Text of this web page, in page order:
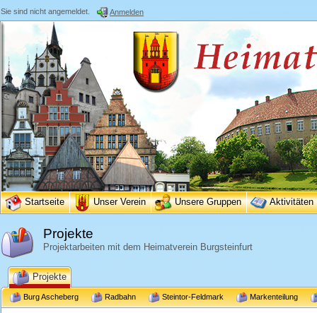
Sie sind nicht angemeldet. Anmelden
Startseite Unser Verein Unsere Gruppen Aktivitäten
Projekte
Projektarbeiten mit dem Heimatverein Burgsteinfurt
Projekte
Burg Ascheberg Radbahn Steintor-Feldmark Markenteilung